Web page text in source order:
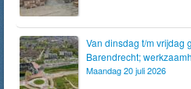
Van dinsdag t/m vrijdag
Barendrecht;
Maandag 20 juli 2026